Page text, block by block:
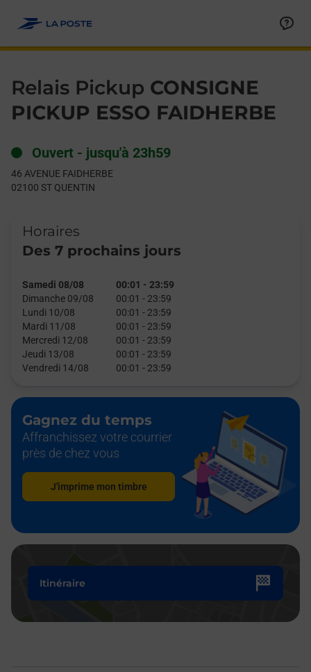
Relais Pickup CONSIGNE
PICKUP ESSO FAIDHERBE
Ouvert - jusqu'à 23h59
46 AVENUE FAIDHERBE
02100 ST QUENTIN
Horaires
Des 7 prochains jours
Samedi 08/08 00:01 - 23:59
Dimanche 09/08
00:01 - 23:59
Lundi 10/08
00:01 - 23:59
Mardi 11/08
00:01 - 23:59
Mercredi 12/08
00:01 - 23:59
Jeudi 13/08
00:01 - 23:59
Vendredi 14/08
00:01 - 23:59
Gagnez du temps
Affranchissez votre courrier
près de chez vous
J'imprime mon timbre
Itinéraire